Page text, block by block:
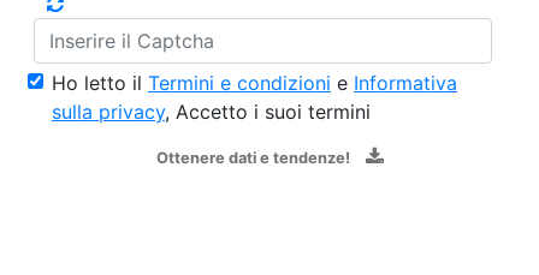
Ho letto il Termini e condizioni e Informativa
sulla privacy, Accetto i suoi termini
Ottenere dati e tendenze!